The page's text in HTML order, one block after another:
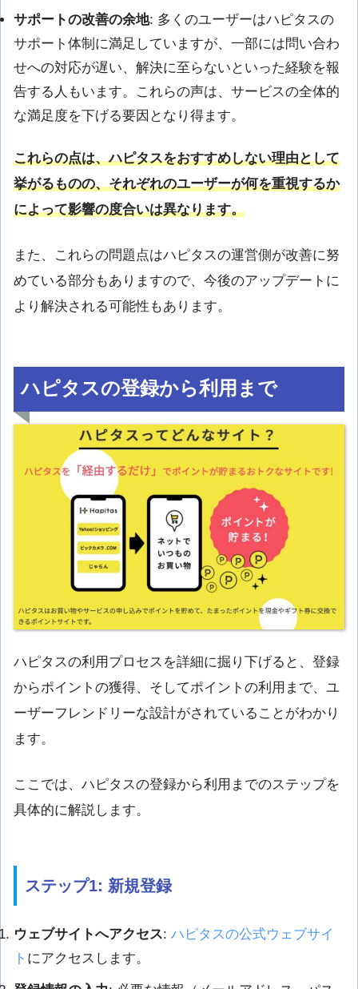
サポートの改善の余地: 多くのユーザーはハピタスの
サポート体制に満足していますが、一部には問い合わ
せへの対応が遅い、解決に至らないといった経験を報
告する人もいます。これらの声は、サービスの全体的
な満足度を下げる要因となり得ます。
これらの点は、ハピタスをおすすめしない理由として
挙がるものの、それぞれのユーザーが何を重視するか
によって影響の度合いは異なります。
また、これらの問題点はハピタスの運営側が改善に努
めている部分もありますので、今後のアップデートに
より解決される可能性もあります。
ハピタスの登録から利用まで
ハピタスの利用プロセスを詳細に掘り下げると、登録
からポイントの獲得、そしてポイントの利用まで、ユ
ーザーフレンドリーな設計がされていることがわかり
ます。
ここでは、ハピタスの登録から利用までのステップを
具体的に解説します。
ステップ1: 新規登録
ウェブサイトへアクセス: ハピタスの公式ウェブサイ
ト にアクセスします。